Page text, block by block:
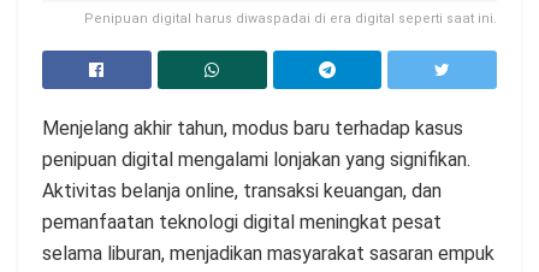
Penipuan digital harus diwaspadai di era digital seperti saat ini.
Menjelang akhir tahun, modus baru terhadap kasus
penipuan digital mengalami lonjakan yang signifikan.
Aktivitas belanja online, transaksi keuangan, dan
pemanfaatan teknologi digital meningkat pesat
selama liburan, menjadikan masyarakat sasaran empuk